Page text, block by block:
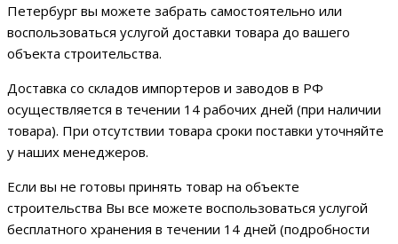
Петербург вы можете забрать самостоятельно или
воспользоваться услугой доставки товара до вашего
объекта строительства.
Доставка со складов импортеров и заводов в РФ
осуществляется в течении 14 рабочих дней (при наличии
товара). При отсутствии товара сроки поставки уточняйте
у наших менеджеров.
Если вы не готовы принять товар на объекте
строительства Вы все можете воспользоваться услугой
бесплатного хранения в течении 14 дней (подробности